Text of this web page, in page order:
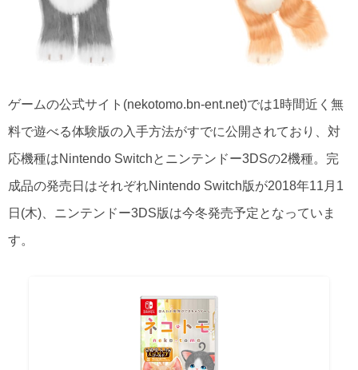
ゲームの公式サイト(nekotomo.bn-ent.net)では1時間近く無
料で遊べる体験版の入手方法がすでに公開されており、対
応機種はNintendo Switchとニンテンドー3DSの2機種。完
成品の発売日はそれぞれNintendo Switch版が2018年11月1
日(木)、ニンテンドー3DS版は今冬発売予定となっていま
す。